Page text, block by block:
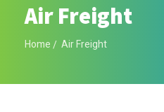
Air Freight
Home Air Freight